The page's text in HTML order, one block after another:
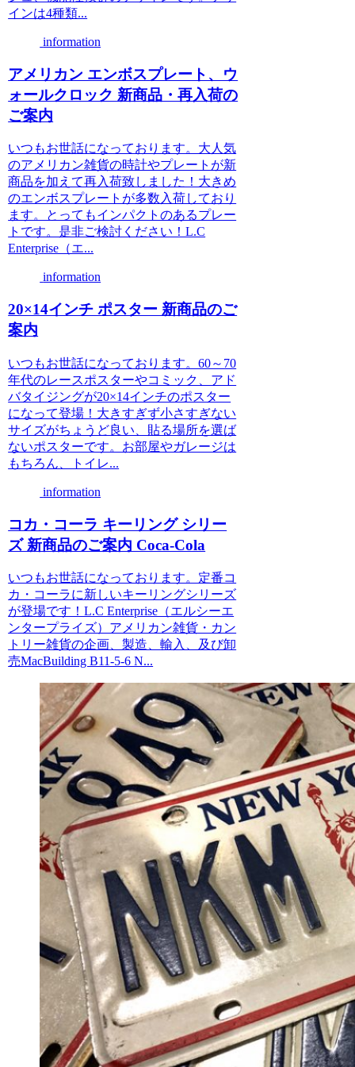
インは4種類...
information
アメリカン エンボスプレート、ウ
ォールクロック 新商品・再入荷の
ご案内
いつもお世話になっております。大人気
のアメリカン雑貨の時計やプレートが新
商品を加えて再入荷致しました！大きめ
のエンボスプレートが多数入荷しており
ます。とってもインパクトのあるプレー
トです。是非ご検討ください！L.C
Enterprise（エ...
information
20×14インチ ポスター 新商品のご
案内
いつもお世話になっております。60～70
年代のレースポスターやコミック、アド
バタイジングが20×14インチのポスター
になって登場！大きすぎず小さすぎない
サイズがちょうど良い、貼る場所を選ば
ないポスターです。お部屋やガレージは
もちろん、トイレ...
information
コカ・コーラ キーリング シリー
ズ 新商品のご案内 Coca-Cola
いつもお世話になっております。定番コ
カ・コーラに新しいキーリングシリーズ
が登場です！L.C Enterprise（エルシーエ
ンタープライズ）アメリカン雑貨・カン
トリー雑貨の企画、製造、輸入、及び卸
売MacBuilding B11-5-6 N...